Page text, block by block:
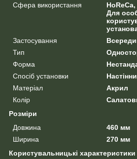
Сфера використання
Для
Застосування
Тип
Форма
Спосіб установки
Матеріал
Акрил
Колір
Розміри
Довжина
460 мм
Ширина
270 мм
Користувальницькі характеристики